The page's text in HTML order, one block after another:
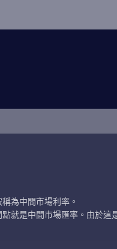
為中間市場利率。
就是中間市場匯率。由於